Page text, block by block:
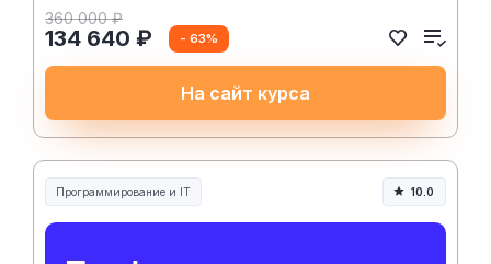
360 000 ₽
134 640 ₽ - 63%
На сайт курса
Программирование и IT 10.0